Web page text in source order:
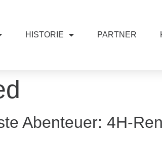
HISTORIE PARTNER
Abenteuer: 4H-